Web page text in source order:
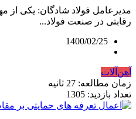
مدیرعامل فولاد شادگان: یکی از
رقابتی در صنعت فولاد...
1400/02/25
آهن‌آلات
زمان مطالعه: 27 ثانیه
تعداد بازدید: 1305